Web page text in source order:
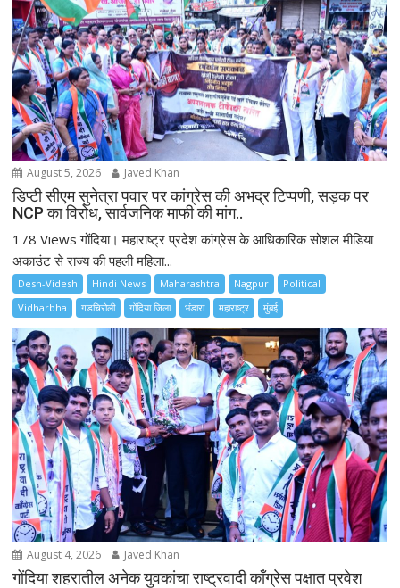
August 5, 2026 Javed Khan
डिप्टी सीएम सुनेत्रा पवार पर कांग्रेस की अभद्र टिप्पणी, सड़क पर
NCP का विरोध, सार्वजनिक माफी की मांग..
178 Views गोंदिया। महाराष्ट्र प्रदेश कांग्रेस के आधिकारिक सोशल मीडिया
अकाउंट से राज्य की पहली महिला...
Desh-Videsh Hindi News Maharashtra Nagpur
Political
Vidharbha
गडचिरोली गोंदिया जिला भंडारा महाराष्ट्र मुंबई
August 4, 2026 Javed Khan
गोंदिया शहरातील अनेक युवकांचा राष्ट्रवादी काँग्रेस पक्षात प्रवेश